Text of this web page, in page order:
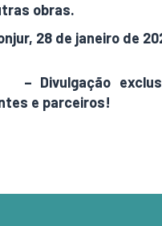
obras.
28 de janeiro de
– Divulgação
e parceiros!